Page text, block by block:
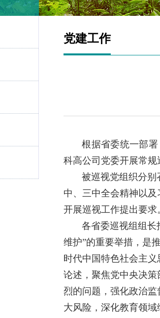
党建工作
根据省委统一部
科高公司党委开展常规
被巡视党组织分
中、三中全会精神以
开展巡视工作提出要求
各省委巡视组组长
维护”的重要举措，是
时代中国特色社会主
论述，聚焦党中央决
烈的问题，强化政治
大风险，深化教育领